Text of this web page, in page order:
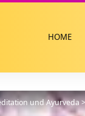
HOME
und Ayurveda